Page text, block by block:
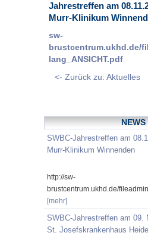
Jahrestreffen am
Murr-Klinikum
sw-
brustcentrum.ukhd.de/
lang_ANSICHT.pdf
<- Zurück zu: Aktuelles
NEWS
SWBC-Jahrestreffen am
Murr-Klinikum Winnenden
http://sw-
brustcentrum.ukhd.de/
[mehr]
SWBC-Jahrestreffen am 09.
St. Josefskrankenhaus